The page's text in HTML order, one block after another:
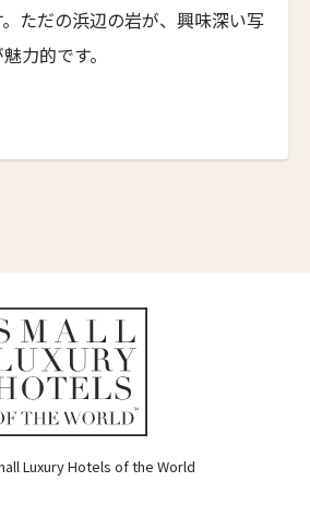
ク・マラッカ
・リゾート
ィック・ヴィラ
ランド・リゾート
ただの浜辺の岩が、興味深い写
力的です。
Luxury Hotels of the World